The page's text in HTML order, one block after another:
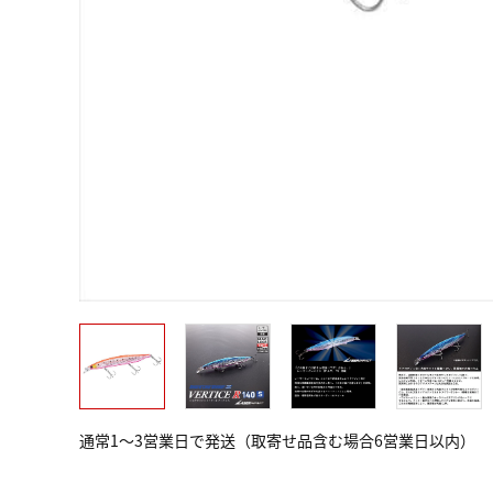
通常1～3営業日で発送（取寄せ品含む場合6営業日以内）